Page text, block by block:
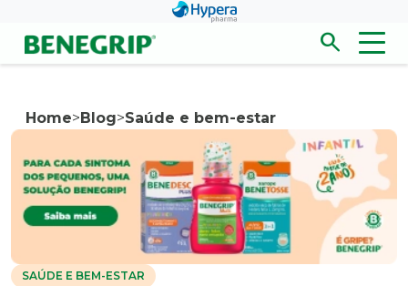
Pular para conteúdo principal
search
Abrir/
Home>Blog>Saúde e bem-estar
SAÚDE E BEM-ESTAR